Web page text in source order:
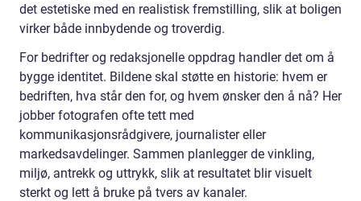
det estetiske med en realistisk fremstilling, slik at boligen
virker både innbydende og troverdig.
For bedrifter og redaksjonelle oppdrag handler det om å
bygge identitet. Bildene skal støtte en historie: hvem er
bedriften, hva står den for, og hvem ønsker den å nå? Her
jobber fotografen ofte tett med
kommunikasjonsrådgivere, journalister eller
markedsavdelinger. Sammen planlegger de vinkling,
miljø, antrekk og uttrykk, slik at resultatet blir visuelt
sterkt og lett å bruke på tvers av kanaler.